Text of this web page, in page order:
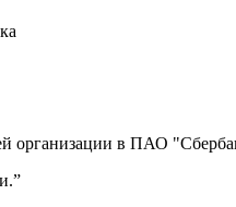
организации в ПАО